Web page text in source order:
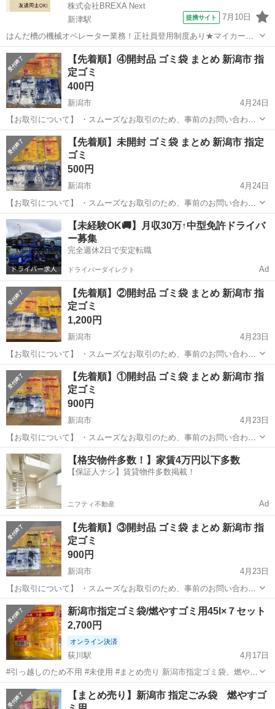
株式会社BREXA Next
新津駅
提携サイト 7月10日
はんだ槽の機械オペレーター業務！正社員登用制度あり★マイカー通
勤OK＆無料駐車場完備★クリーンルーム内でのお仕事◎食堂利用可！
日払いOK！《千葉県佐倉市》 人気の工場のお仕事 ◇はんだ槽の機械
オペレーター業務◇ A：準備...
新潟 新潟市 新津駅 その他
【先着順】④開封品 ゴミ袋 まとめ 新潟市 指
定ゴミ
400円
新潟市
4月24日
【お取引について】 ・スムーズなお取引のため、事前のお問い合わせ
なしでご来店いただけます。 ・お取り置きは行っておらず、ご来店順
でのご案内となります。 ・現物をご確認のうえ、ご購入をお決めいた
だけます。 【お渡し日時】 ...
新潟 新潟市 掃除用具 商品
【先着順】未開封 ゴミ袋 まとめ 新潟市 指定
ゴミ
500円
新潟市
4月24日
【お取引について】 ・スムーズなお取引のため、事前のお問い合わせ
なしでご来店いただけます。 ・お取り置きは行っておらず、ご来店順
でのご案内となります。 ・現物をご確認のうえ、ご購入をお決めいた
だけます。 【お渡し日時】 ...
新潟 新潟市 掃除用具 商品
【未経験OK🚚】月収30万↑中型免許ドライバ
ー募集
完全週休2日で安定転職
ドライバーダイレクト Ad
【先着順】②開封品 ゴミ袋 まとめ 新潟市 指
定ゴミ
1,200円
新潟市
4月23日
【お取引について】 ・スムーズなお取引のため、事前のお問い合わせ
なしでご来店いただけます。 ・お取り置きは行っておらず、ご来店順
でのご案内となります。 ・現物をご確認のうえ、ご購入をお決めいた
だけます。 【お渡し日時】 ...
新潟 新潟市 掃除用具 商品
【先着順】①開封品 ゴミ袋 まとめ 新潟市 指
定ゴミ
900円
新潟市
4月23日
【お取引について】 ・スムーズなお取引のため、事前のお問い合わせ
なしでご来店いただけます。 ・お取り置きは行っておらず、ご来店順
でのご案内となります。 ・現物をご確認のうえ、ご購入をお決めいた
だけます。 【お渡し日時】 ...
新潟 新潟市 掃除用具 商品
【格安物件多数！】家賃4万円以下多数
【保証人ナシ】賃貸物件多数掲載！
ニフティ不動産 Ad
【先着順】③開封品 ゴミ袋 まとめ 新潟市 指
定ゴミ
900円
新潟市
4月23日
【お取引について】 ・スムーズなお取引のため、事前のお問い合わせ
なしでご来店いただけます。 ・お取り置きは行っておらず、ご来店順
でのご案内となります。 ・現物をご確認のうえ、ご購入をお決めいた
だけます。 【お渡し日時】 ...
新潟 新潟市 掃除用具 商品
新潟市指定ゴミ袋/燃やすゴミ用45l×７セット
2,700円
オンライン決済
荻川駅
4月17日
#引っ越しのため不用 #未使用 #まとめ売り 新潟市指定ゴミ袋、燃やす
ゴミ用大袋45lサイズ 10枚入り（定価450円）×7セットあります。 引
っ越しのため必要が無くなりました。 4/20〜4/28までの取引希望で
新潟 新潟市 荻川駅 掃除用具
【まとめ売り】新潟市 指定ごみ袋 燃やすゴ